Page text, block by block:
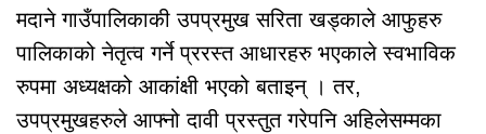
मदाने गाउँपालिकाकी उपप्रमुख सरिता खड्काले आफुहरु
पालिकाको नेतृत्व गर्ने प्ररस्त आधारहरु भएकाले स्वभाविक
रुपमा अध्यक्षको आकांक्षी भएको बताइन् । तर,
उपप्रमुखहरुले आफ्नो दावी प्रस्तुत गरेपनि अहिलेसम्मका